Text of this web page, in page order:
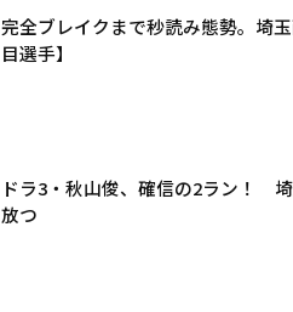
完全ブレイクまで秒読み態勢。埼
目選手】
ドラ3・秋山俊、確信の2ラン！
放つ